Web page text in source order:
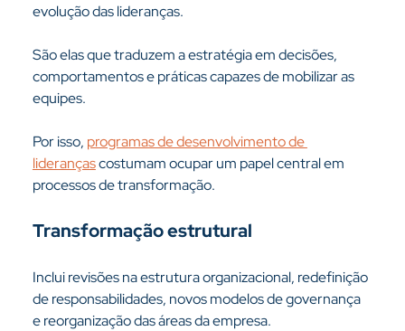
evolução das lideranças.
São elas que traduzem a estratégia em decisões,
comportamentos e práticas capazes de mobilizar as
equipes.
Por isso, programas de desenvolvimento de
lideranças costumam ocupar um papel central em
processos de transformação.
Transformação estrutural
Inclui revisões na estrutura organizacional, redefinição
de responsabilidades, novos modelos de governança
e reorganização das áreas da empresa.